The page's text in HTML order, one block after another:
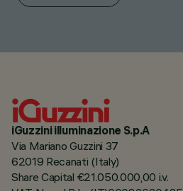
iGuzzini illuminazione S.p.A
Via Mariano Guzzini 37
62019 Recanati (Italy)
Share Capital €21.050.000,00 i.v.